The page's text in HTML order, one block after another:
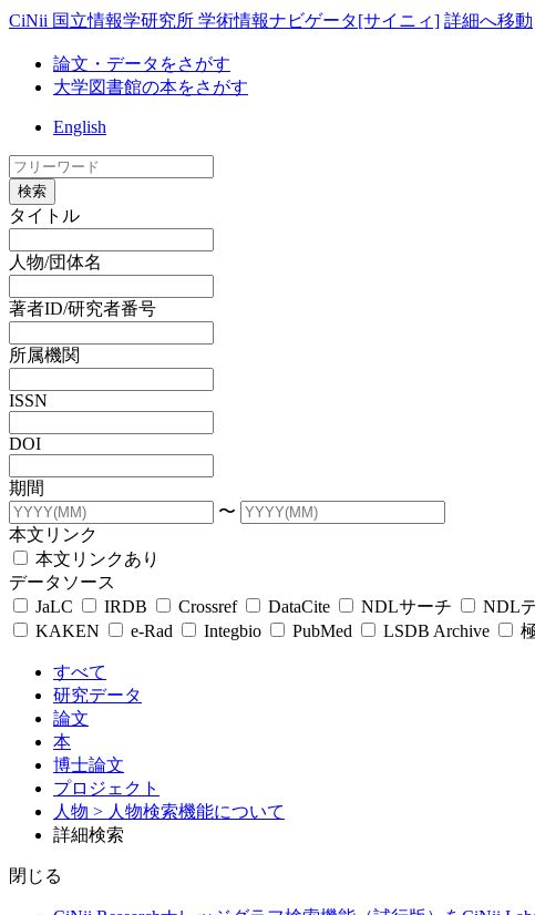
CiNii 国立情報学研究所 学術情報ナビゲータ[サイニィ] 詳細へ移動
論文・データをさがす
大学図書館の本をさがす
English
検索
タイトル
人物/団体名
著者ID/研究者番号
所属機関
ISSN
DOI
期間
〜
本文リンク
本文リンクあり
データソース
JaLC
IRDB Crossref DataCite NDLサーチ NDL
KAKEN
e-Rad Integbio PubMed LSDB Archive
すべて
研究データ
論文
本
博士論文
プロジェクト
人物 > 人物検索機能について
詳細検索
閉じる